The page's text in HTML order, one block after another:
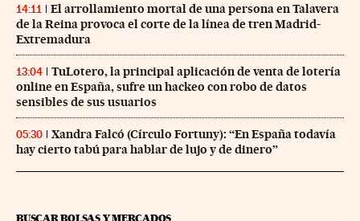
14:11
El arrollamiento mortal de una persona en Talavera
de la Reina provoca el corte de la línea de tren Madrid-
Extremadura
13:04
TuLotero, la principal aplicación de venta de lotería
online en España, sufre un hackeo con robo de datos
sensibles de sus usuarios
05:30
Xandra Falcó (Círculo Fortuny): “En España todavía
hay cierto tabú para hablar de lujo y de dinero”
BUSCAR BOLSAS Y MERCADOS